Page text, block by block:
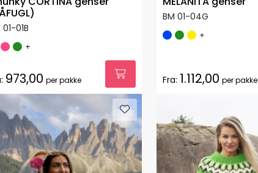
01-01B
+
973,00 per pakke
BM 01-04G
+
Fra: 1.112,00 per pakke